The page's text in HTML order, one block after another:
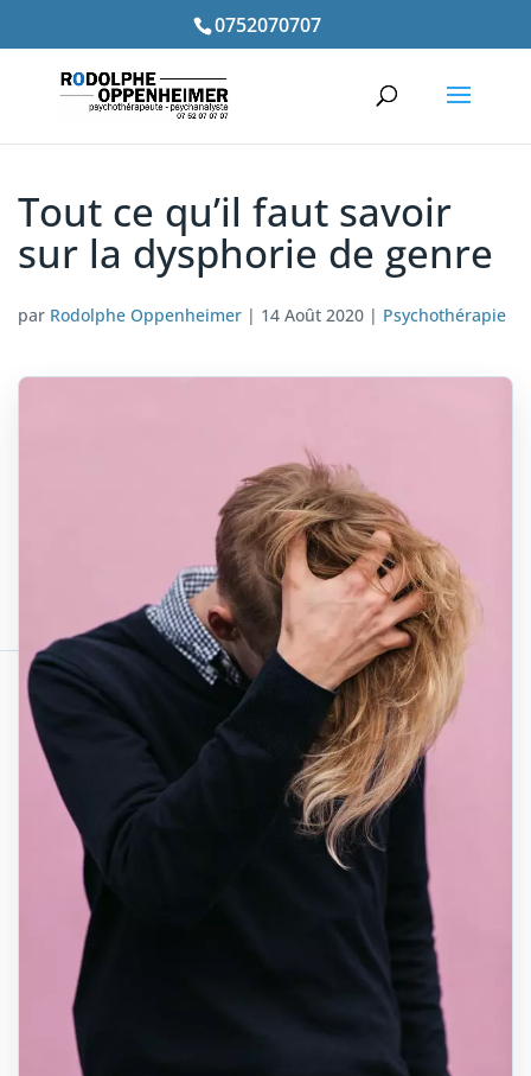
0752070707
Tout ce qu’il faut savoir
sur la dysphorie de genre
par Rodolphe Oppenheimer | 14 Août 2020 | Psychothérapie